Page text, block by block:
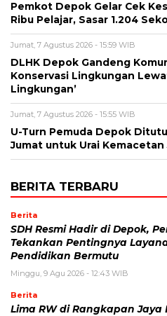
Pemkot Depok Gelar Cek
Ribu Pelajar, Sasar 1.204
Jumat, 7 Agustus 2026 - 15:59 WIB
DLHK Depok Gandeng
Konservasi Lingkungan
Lingkungan’
Jumat, 7 Agustus 2026 - 15:55 WIB
U-Turn Pemuda Depok
Jumat untuk Urai Kemacetan
BERITA TERBARU
Berita
SDH Resmi Hadir di Depok,
Tekankan Pentingnya
Pendidikan Bermutu
Minggu, 9 Agu 2026 - 12:43 WIB
Berita
Lima RW di Rangkapan Jaya